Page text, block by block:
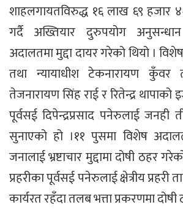
शाहलगायतविरुद्ध १६ लाख ६९ हजार
गर्दै अख्तियार दुरुपयोग
अदालतमा मुद्दा दायर गरेको थियो ।
तथा न्यायाधीश टेकनारायण कुँवर
तेजनारायण सिंह राई र रितेन्द्र
पूर्वसई दिपेन्द्रप्रसाद पनेरुलाई
सुनाएको हो ।११ पुसमा विशेष
जनालाई भ्रष्टाचार मुद्दामा दोषी ठहर
प्रहरीका पूर्वसई पनेरुलाई क्षेत्रीय प्रहरी
कार्यरत रहँदा तलब भत्ता प्रकरणमा